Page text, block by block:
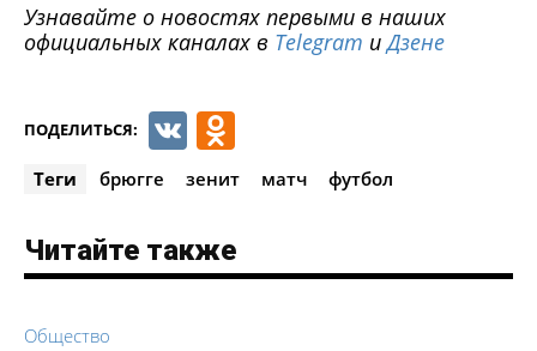
Узнавайте о новостях первыми в наших
официальных каналах в Telegram иДзене
ПОДЕЛИТЬСЯ: VK
Теги брюгге зенит матч футбол
Читайте также
Общество